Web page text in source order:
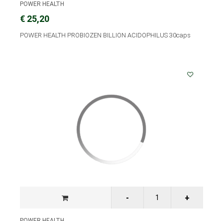
POWER HEALTH
€ 25,20
POWER HEALTH PROBIOZEN BILLION ACIDOPHILUS 30caps